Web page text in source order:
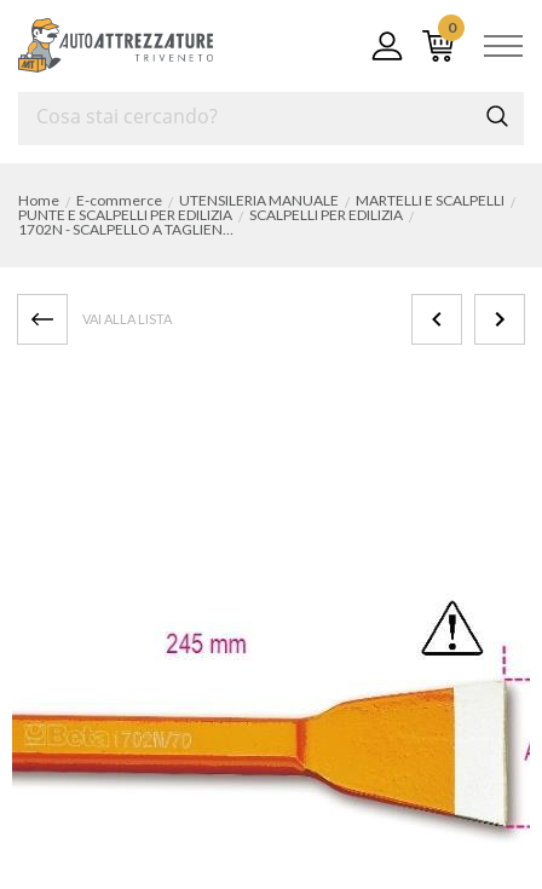
0
Home E-commerce UTENSILERIA MANUALE
MARTELLI E SCALPELLI
PUNTE E SCALPELLI PER EDILIZIA
SCALPELLI PER EDILIZIA
1702N - SCALPELLO A TAGLIENTE EXTRAPIATTO 70 mm
VAI ALLA LISTA